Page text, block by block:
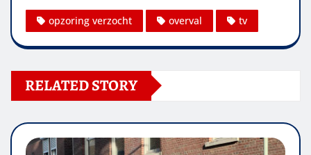
opzoring verzocht overval tv
RELATED STORY